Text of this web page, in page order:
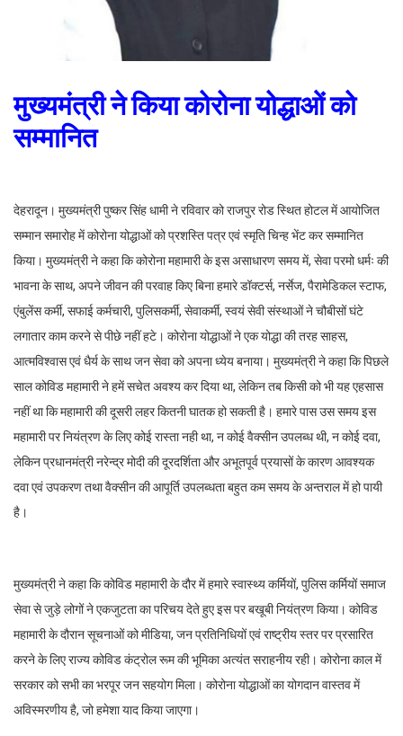
मुख्यमंत्री ने किया कोरोना योद्धाओं को
सम्मानित
देहरादून। मुख्यमंत्री पुष्कर सिंह धामी ने रविवार को राजपुर रोड स्थित होटल में आयोजित
सम्मान समारोह में कोरोना योद्धाओं को प्रशस्ति पत्र एवं स्मृति चिन्ह भेंट कर सम्मानित
किया। मुख्यमंत्री ने कहा कि कोरोना महामारी के इस असाधारण समय में, सेवा परमो धर्मः की
भावना के साथ, अपने जीवन की परवाह किए बिना हमारे डॉक्टर्स, नर्सेज, पैरामेडिकल स्टाफ,
एंबुलेंस कर्मी, सफाई कर्मचारी, पुलिसकर्मी, सेवाकर्मी, स्वयं सेवी संस्थाओं ने चौबीसों घंटे
लगातार काम करने से पीछे नहीं हटे। कोरोना योद्धाओं ने एक योद्धा की तरह साहस,
आत्मविश्वास एवं धैर्य के साथ जन सेवा को अपना ध्येय बनाया। मुख्यमंत्री ने कहा कि पिछले
साल कोविड महामारी ने हमें सचेत अवश्य कर दिया था, लेकिन तब किसी को भी यह एहसास
नहीं था कि महामारी की दूसरी लहर कितनी घातक हो सकती है। हमारे पास उस समय इस
महामारी पर नियंत्रण के लिए कोई रास्ता नही था, न कोई वैक्सीन उपलब्ध थी, न कोई दवा,
लेकिन प्रधानमंत्री नरेन्द्र मोदी की दूरदर्शिता और अभूतपूर्व प्रयासों के कारण आवश्यक
दवा एवं उपकरण तथा वैक्सीन की आपूर्ति उपलब्धता बहुत कम समय के अन्तराल में हो पायी
है।
मुख्यमंत्री ने कहा कि कोविड महामारी के दौर में हमारे स्वास्थ्य कर्मियों, पुलिस कर्मियों समाज
सेवा से जुड़े लोगों ने एकजुटता का परिचय देते हुए इस पर बखूबी नियंत्रण किया। कोविड
महामारी के दौरान सूचनाओं को मीडिया, जन प्रतिनिधियों एवं राष्ट्रीय स्तर पर प्रसारित
करने के लिए राज्य कोविड कंट्रोल रूम की भूमिका अत्यंत सराहनीय रही। कोरोना काल में
सरकार को सभी का भरपूर जन सहयोग मिला। कोरोना योद्धाओं का योगदान वास्तव में
अविस्मरणीय है, जो हमेशा याद किया जाएगा।